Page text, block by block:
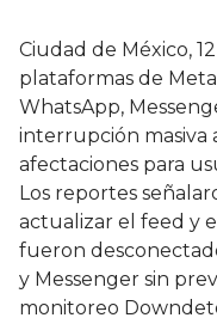
Ciudad de México,
plataformas de
WhatsApp,
interrupción masiva
afectaciones para
Los reportes
actualizar el feed y
fueron
y Messenger sin
monitoreo